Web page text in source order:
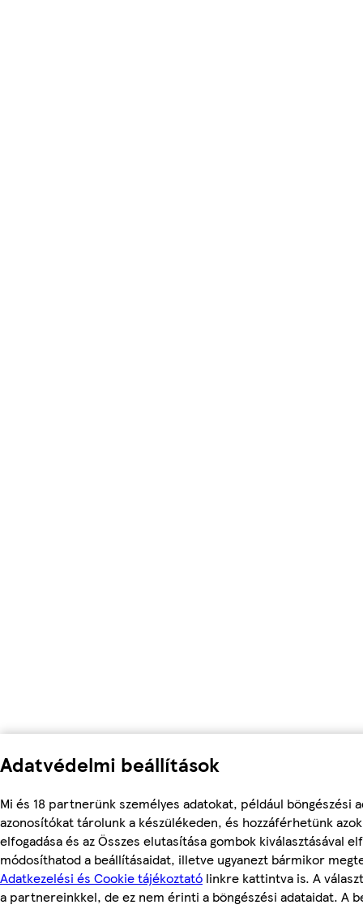
Adatvédelmi beállítások
Mi és 18 partnerünk személyes adatokat, például böngészési
azonosítókat tárolunk a készülékeden, és hozzáférhetünk
elfogadása és az Összes elutasítása gombok kiválasztásával
módosíthatod a beállításaidat, illetve ugyanezt bármikor
Adatkezelési és Cookie tájékoztató linkre kattintva is. A
a partnereinkkel, de ez nem érinti a böngészési adataidat. A